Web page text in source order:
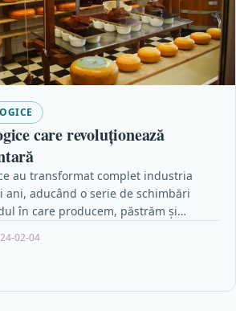
care revoluționează
au transformat complet industria
aducând o serie de schimbări
în care producem, păstrăm și
02-04